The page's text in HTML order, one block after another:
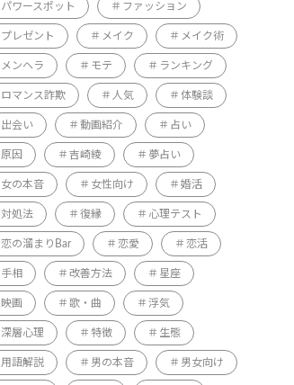
パワースポット ファッション
プレゼント メイク メイク術
メンヘラ モテ ランキング
ロマンス詐欺 人気 体験談
出会い 動画紹介 占い
原因 吉崎綾 夢占い
女の本音 女性向け 婚活
対処法 復縁 心理テスト
恋の溜まりBar 恋愛 恋活
手相 改善方法 星座
映画 歌・曲 浮気
深層心理 特徴 生態
用語解説 男の本音 男女向け